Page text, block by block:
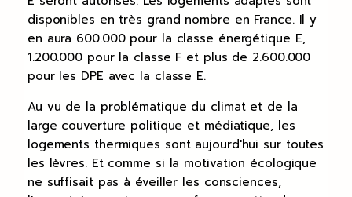
disponibles en très grand nombre en France. Il y
en aura 600.000 pour la classe énergétique E,
1.200.000 pour la classe F et plus de 2.600.000
pour les DPE avec la classe E.
Au vu de la problématique du climat et de la
large couverture politique et médiatique, les
logements thermiques sont aujourd'hui sur toutes
les lèvres. Et comme si la motivation écologique
ne suffisait pas à éveiller les consciences,